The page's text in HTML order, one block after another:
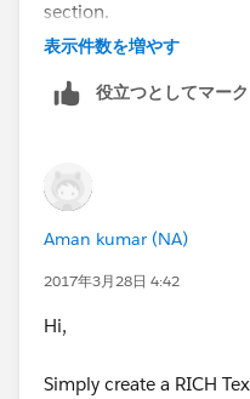
section.
表示件数を増やす
役立つとしてマーク
Aman kumar (NA)
2017年3月28日 4:42
Hi,
Simply create a RICH